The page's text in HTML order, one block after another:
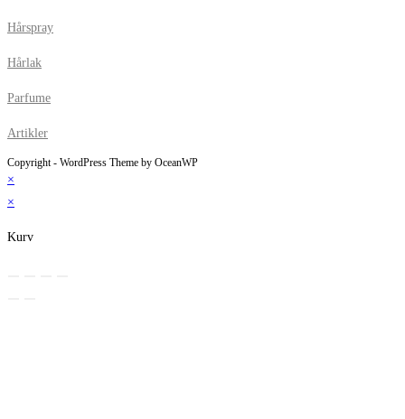
Hårspray
Hårlak
Parfume
Artikler
Copyright - WordPress Theme by OceanWP
×
×
Kurv